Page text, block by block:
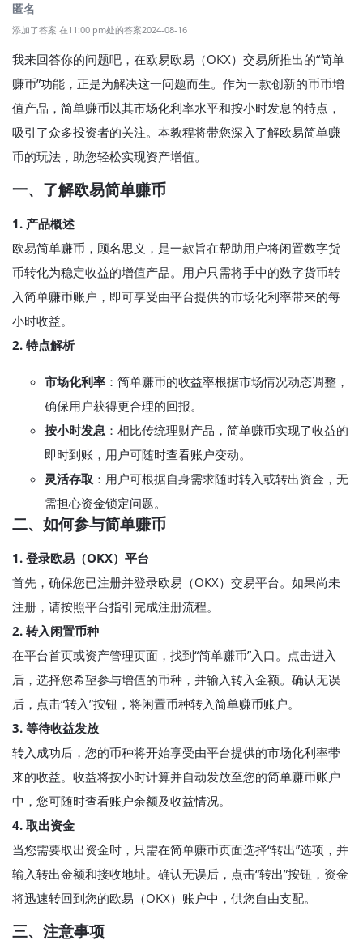
匿名
添加了答案 在11:00 pm处的答案2024-08-16
我来回答你的问题吧，在欧易欧易（OKX）交易所推出的“简单
赚币”功能，正是为解决这一问题而生。作为一款创新的币币增
值产品，简单赚币以其市场化利率水平和按小时发息的特点，
吸引了众多投资者的关注。本教程将带您深入了解欧易简单赚
币的玩法，助您轻松实现资产增值。
一、了解欧易简单赚币
1. 产品概述
欧易简单赚币，顾名思义，是一款旨在帮助用户将闲置数字货
币转化为稳定收益的增值产品。用户只需将手中的数字货币转
入简单赚币账户，即可享受由平台提供的市场化利率带来的每
小时收益。
2. 特点解析
市场化利率 ：简单赚币的收益率根据市场情况动态调整，
确保用户获得更合理的回报。
按小时发息 ：相比传统理财产品，简单赚币实现了收益的
即时到账，用户可随时查看账户变动。
灵活存取 ：用户可根据自身需求随时转入或转出资金，无
需担心资金锁定问题。
二、如何参与简单赚币
1. 登录欧易（OKX）平台
首先，确保您已注册并登录欧易（OKX）交易平台。如果尚未
注册，请按照平台指引完成注册流程。
2. 转入闲置币种
在平台首页或资产管理页面，找到“简单赚币”入口。点击进入
后，选择您希望参与增值的币种，并输入转入金额。确认无误
后，点击“转入”按钮，将闲置币种转入简单赚币账户。
3. 等待收益发放
转入成功后，您的币种将开始享受由平台提供的市场化利率带
来的收益。收益将按小时计算并自动发放至您的简单赚币账户
中，您可随时查看账户余额及收益情况。
4. 取出资金
当您需要取出资金时，只需在简单赚币页面选择“转出”选项，并
输入转出金额和接收地址。确认无误后，点击“转出”按钮，资金
将迅速转回到您的欧易（OKX）账户中，供您自由支配。
三、注意事项